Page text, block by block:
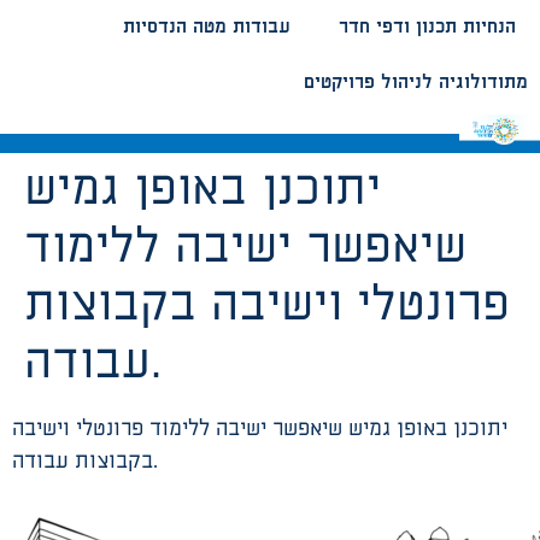
עבודות מטה הנדסיות הנחיות תכנון ודפי חדר
מתודולוגיה לניהול פרויקטים
יתוכנן באופן גמיש
שיאפשר ישיבה ללימוד
פרונטלי וישיבה בקבוצות
עבודה.
יתוכנן באופן גמיש שיאפשר ישיבה ללימוד פרונטלי וישיבה
בקבוצות עבודה.